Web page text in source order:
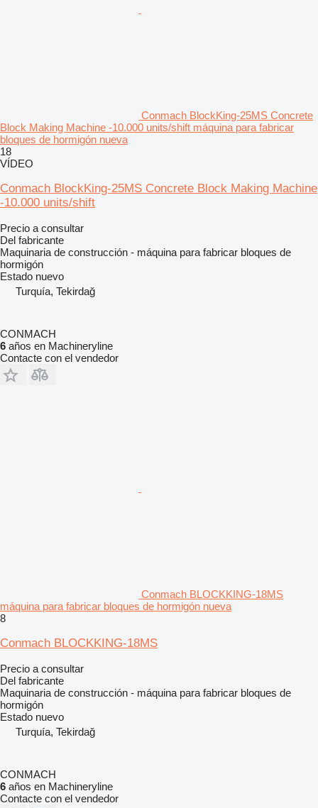
Conmach BlockKing-25MS Concrete
Block Making Machine -10.000 units/shift máquina para fabricar
bloques de hormigón nueva
18
VÍDEO
Conmach BlockKing-25MS Concrete Block Making Machine
-10.000 units/shift
Precio a consultar
Del fabricante
Maquinaria de construcción - máquina para fabricar bloques de
hormigón
Estado nuevo
Turquía, Tekirdağ
CONMACH
6 años en Machineryline
Contacte con el vendedor
Conmach BLOCKKING-18MS
máquina para fabricar bloques de hormigón nueva
8
Conmach BLOCKKING-18MS
Precio a consultar
Del fabricante
Maquinaria de construcción - máquina para fabricar bloques de
hormigón
Estado nuevo
Turquía, Tekirdağ
CONMACH
6 años en Machineryline
Contacte con el vendedor